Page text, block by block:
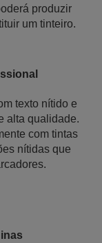
produzir
um tinteiro.
texto nítido e
alta qualidade.
com tintas
nítidas que